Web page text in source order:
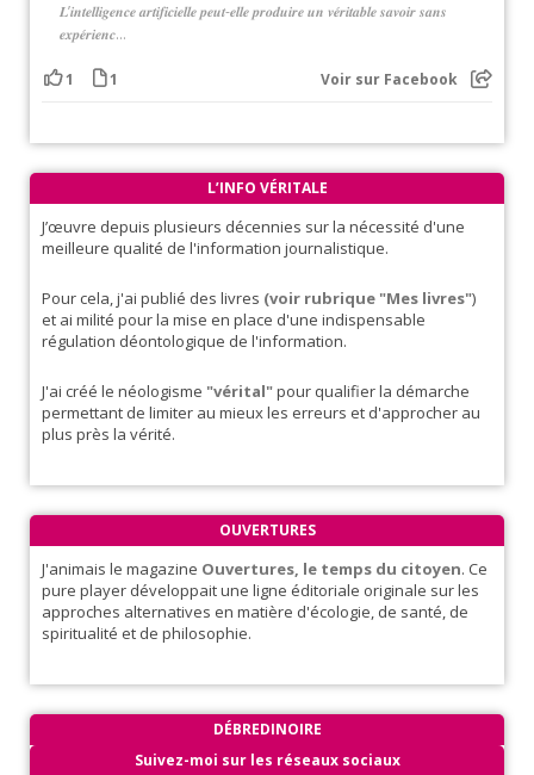
𝑳’𝒊𝒏𝒕𝒆𝒍𝒍𝒊𝒈𝒆𝒏𝒄𝒆 𝒂𝒓𝒕𝒊𝒇𝒊𝒄𝒊𝒆𝒍𝒍𝒆 𝒑𝒆𝒖𝒕-𝒆𝒍𝒍𝒆 𝒑𝒓𝒐𝒅𝒖𝒊𝒓𝒆 𝒖𝒏 𝒗𝒆́𝒓𝒊𝒕𝒂𝒃𝒍𝒆 𝒔𝒂𝒗𝒐𝒊𝒓 𝒔𝒂𝒏𝒔
𝒆𝒙𝒑𝒆́𝒓𝒊𝒆𝒏𝒄...
1 1 Voir sur Facebook
L’INFO VÉRITALE
J’œuvre depuis plusieurs décennies sur la nécessité d'une
meilleure qualité de l'information journalistique.
Pour cela, j'ai publié des livres (voir rubrique "Mes livres")
et ai milité pour la mise en place d'une indispensable
régulation déontologique de l'information.
J'ai créé le néologisme "vérital"pour qualifier la démarche
permettant de limiter au mieux les erreurs et d'approcher au
plus près la vérité.
OUVERTURES
J'animais le magazine Ouvertures, le temps du citoyen. Ce
pure player développait une ligne éditoriale originale sur les
approches alternatives en matière d'écologie, de santé, de
spiritualité et de philosophie.
DÉBREDINOIRE
Suivez-moi sur les réseaux sociaux